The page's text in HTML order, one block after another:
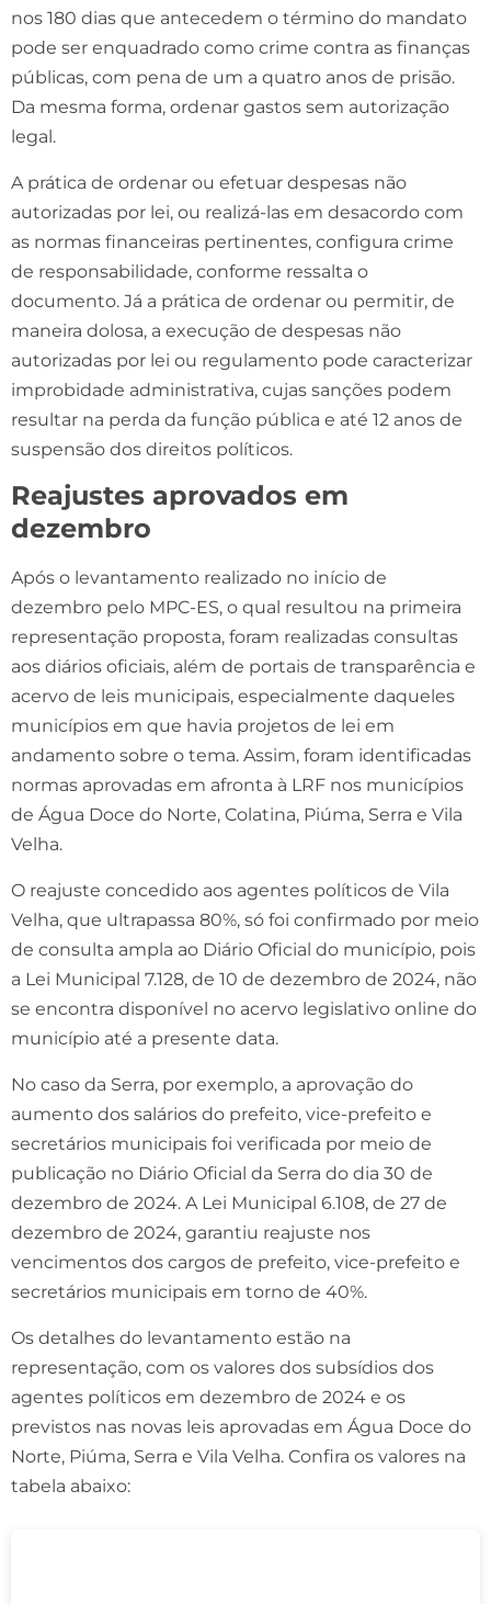
nos 180 dias que antecedem o término do mandato
pode ser enquadrado como crime contra as finanças
públicas, com pena de um a quatro anos de prisão.
Da mesma forma, ordenar gastos sem autorização
legal.
A prática de ordenar ou efetuar despesas não
autorizadas por lei, ou realizá-las em desacordo com
as normas financeiras pertinentes, configura crime
de responsabilidade, conforme ressalta o
documento. Já a prática de ordenar ou permitir, de
maneira dolosa, a execução de despesas não
autorizadas por lei ou regulamento pode caracterizar
improbidade administrativa, cujas sanções podem
resultar na perda da função pública e até 12 anos de
suspensão dos direitos políticos.
Reajustes aprovados em
dezembro
Após o levantamento realizado no início de
dezembro pelo MPC-ES, o qual resultou na primeira
representação proposta, foram realizadas consultas
aos diários oficiais, além de portais de transparência e
acervo de leis municipais, especialmente daqueles
municípios em que havia projetos de lei em
andamento sobre o tema. Assim, foram identificadas
normas aprovadas em afronta à LRF nos municípios
de Água Doce do Norte, Colatina, Piúma, Serra e Vila
Velha.
O reajuste concedido aos agentes políticos de Vila
Velha, que ultrapassa 80%, só foi confirmado por meio
de consulta ampla ao Diário Oficial do município, pois
a Lei Municipal 7.128, de 10 de dezembro de 2024, não
se encontra disponível no acervo legislativo online do
município até a presente data.
No caso da Serra, por exemplo, a aprovação do
aumento dos salários do prefeito, vice-prefeito e
secretários municipais foi verificada por meio de
publicação no Diário Oficial da Serra do dia 30 de
dezembro de 2024. A Lei Municipal 6.108, de 27 de
dezembro de 2024, garantiu reajuste nos
vencimentos dos cargos de prefeito, vice-prefeito e
secretários municipais em torno de 40%.
Os detalhes do levantamento estão na
representação, com os valores dos subsídios dos
agentes políticos em dezembro de 2024 e os
previstos nas novas leis aprovadas em Água Doce do
Norte, Piúma, Serra e Vila Velha. Confira os valores na
tabela abaixo: